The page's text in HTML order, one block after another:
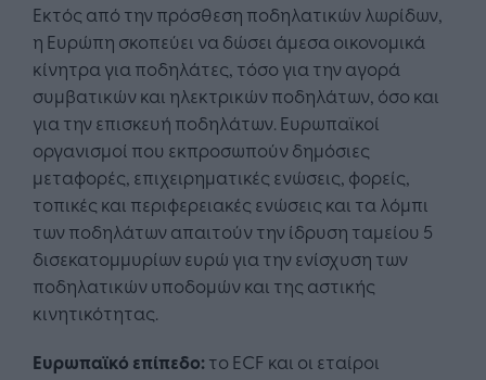
Εκτός από την πρόσθεση ποδηλατικών λωρίδων,
η Ευρώπη σκοπεύει να δώσει άμεσα οικονομικά
κίνητρα για ποδηλάτες, τόσο για την αγορά
συμβατικών και ηλεκτρικών ποδηλάτων, όσο και
για την επισκευή ποδηλάτων. Ευρωπαϊκοί
οργανισμοί που εκπροσωπούν δημόσιες
μεταφορές, επιχειρηματικές ενώσεις, φορείς,
τοπικές και περιφερειακές ενώσεις και τα λόμπι
των ποδηλάτων απαιτούν την ίδρυση ταμείου 5
δισεκατομμυρίων ευρώ για την ενίσχυση των
ποδηλατικών υποδομών και της αστικής
κινητικότητας.
Ευρωπαϊκό επίπεδο:το ECF και οι εταίροι